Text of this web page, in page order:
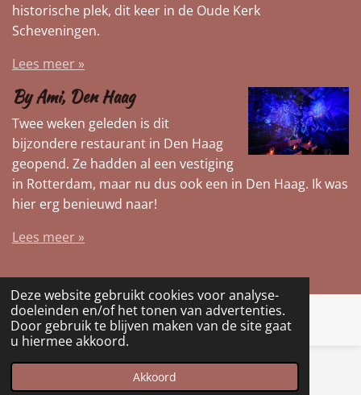
Deze website gebruikt cookies voor analyse-
doeleinden en/of het tonen van advertenties.
Door gebruik te blijven maken van de site gaat
u hiermee akkoord.
Akkoord
historische plek, dit keer in de Oude Kerk
Scheveningen.
Lees meer »
By Ami, Den Haag
Twee weken geleden is dit
bijzondere restaurant in Den Haag
geopend. Ze hadden al een vestiging
in Rotterdam, maar nu dus ook een in Den Haag. Ik was
hier erg benieuwd naar!
Lees meer »
Home